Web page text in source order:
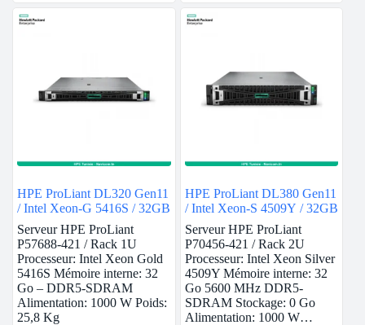
HPE ProLiant DL320 Gen11
/ Intel Xeon-G 5416S / 32GB
Serveur HPE ProLiant
P57688-421 / Rack 1U
Processeur: Intel Xeon Gold
5416S Mémoire interne: 32
Go – DDR5-SDRAM
Alimentation: 1000 W Poids:
25,8 Kg
HPE ProLiant DL380 Gen11
/ Intel Xeon-S 4509Y / 32GB
Serveur HPE ProLiant
P70456-421 / Rack 2U
Processeur: Intel Xeon Silver
4509Y Mémoire interne: 32
Go 5600 MHz DDR5-
SDRAM Stockage: 0 Go
Alimentation: 1000 W…